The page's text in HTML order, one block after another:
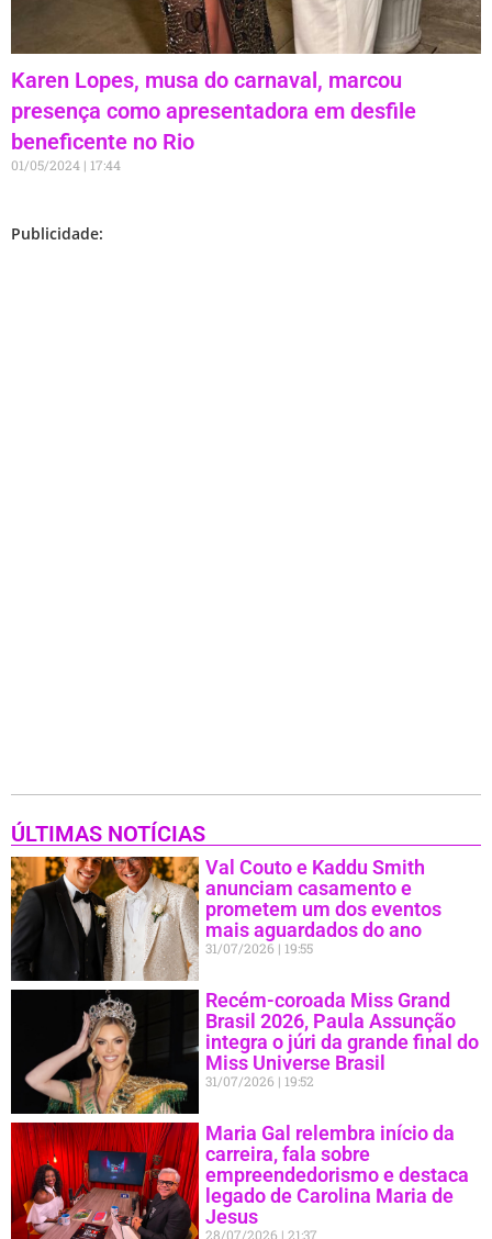
Karen Lopes, musa do carnaval, marcou
presença como apresentadora em desfile
beneficente no Rio
01/05/2024 17:44
Publicidade:
ÚLTIMAS NOTÍCIAS
Val Couto e Kaddu Smith
anunciam casamento e
prometem um dos eventos
mais aguardados do ano
31/07/2026 19:55
Recém-coroada Miss Grand
Brasil 2026, Paula Assunção
integra o júri da grande final do
Miss Universe Brasil
31/07/2026 19:52
Maria Gal relembra início da
carreira, fala sobre
empreendedorismo e destaca
legado de Carolina Maria de
Jesus
28/07/2026 21:37